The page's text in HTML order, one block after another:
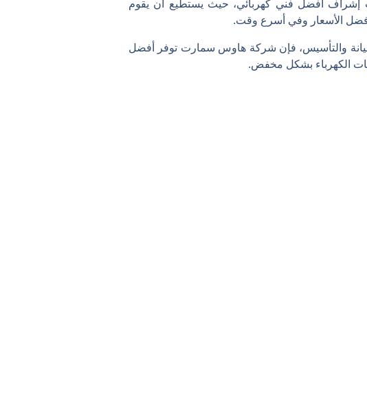
أفضل فني كهربائي، حيث يستطيع أن يقوم
الأسعار وفي أسرع وقت.
والتأسيس، فإن شركة هاوس سمارت توفر أفضل
الكهرباء بشكل مخفض.